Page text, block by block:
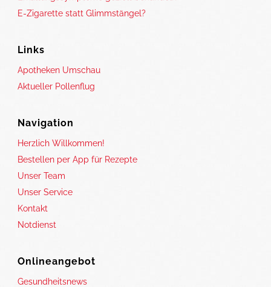
E-Zigarette statt Glimmstängel?
Links
Apotheken Umschau
Aktueller Pollenflug
Navigation
Herzlich Willkommen!
Bestellen per App für Rezepte
Unser Team
Unser Service
Kontakt
Notdienst
Onlineangebot
Gesundheitsnews